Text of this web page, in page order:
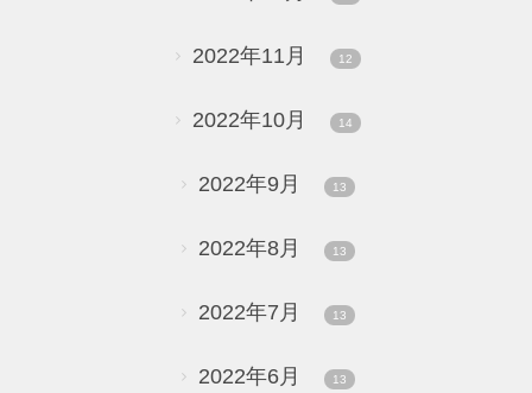
2022年11月 12
2022年10月 14
2022年9月 13
2022年8月 13
2022年7月 13
2022年6月 13